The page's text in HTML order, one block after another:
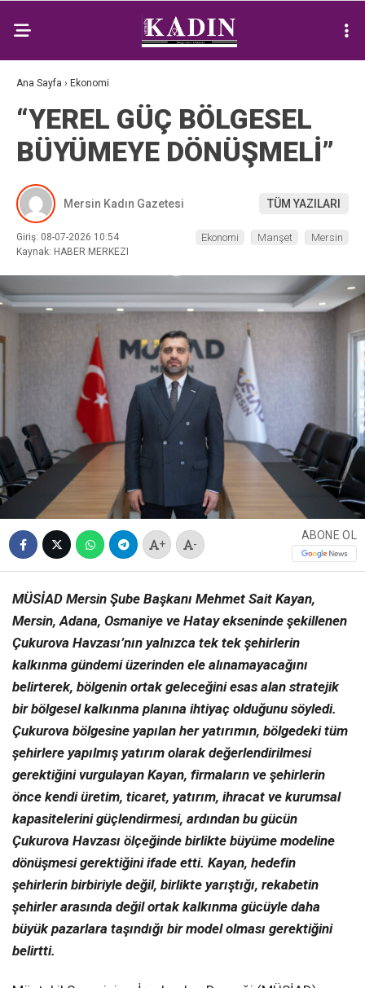
Ana Sayfa › Ekonomi
“YEREL GÜÇ BÖLGESEL
BÜYÜMEYE DÖNÜŞMELİ”
Mersin Kadın Gazetesi TÜM YAZILARI
Giriş: 08-07-2026 10:54
Kaynak: HABER MERKEZI
Ekonomi Manşet Mersin
+ -
ABONE OL
MÜSİAD Mersin Şube Başkanı Mehmet Sait Kayan,
Mersin, Adana, Osmaniye ve Hatay ekseninde şekillenen
Çukurova Havzası’nın yalnızca tek tek şehirlerin
kalkınma gündemi üzerinden ele alınamayacağını
belirterek, bölgenin ortak geleceğini esas alan stratejik
bir bölgesel kalkınma planına ihtiyaç olduğunu söyledi.
Çukurova bölgesine yapılan her yatırımın, bölgedeki tüm
şehirlere yapılmış yatırım olarak değerlendirilmesi
gerektiğini vurgulayan Kayan, firmaların ve şehirlerin
önce kendi üretim, ticaret, yatırım, ihracat ve kurumsal
kapasitelerini güçlendirmesi, ardından bu gücün
Çukurova Havzası ölçeğinde birlikte büyüme modeline
dönüşmesi gerektiğini ifade etti. Kayan, hedefin
şehirlerin birbiriyle değil, birlikte yarıştığı, rekabetin
şehirler arasında değil ortak kalkınma gücüyle daha
büyük pazarlara taşındığı bir model olması gerektiğini
belirtti.